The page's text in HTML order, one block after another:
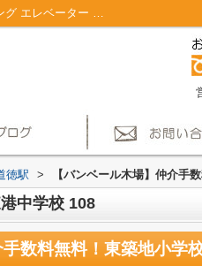
【バンベール木場】仲介手数料無料！東築地小学校・東港中学校108｜フローリング エレベーター ２駅利用可 リフォーム ２面バルコニー｜仲介手数料無料！名古屋市で新築戸建てを探すならAplace
徳駅 > 【バンベール木場】仲介手
中学校 108
手数料無料！東築地小学